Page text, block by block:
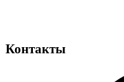
Контакты